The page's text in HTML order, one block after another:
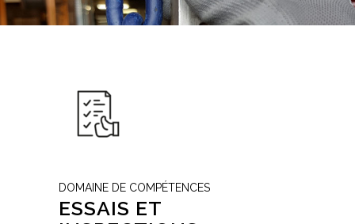
DOMAINE DE COMPÉTENCES
ESSAIS ET